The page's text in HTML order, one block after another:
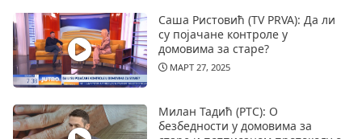
Саша Ристовић (TV PRVA): Да ли
су појачане контроле у
домовима за старе?
МАРТ 27, 2025
Милан Тадић (РТС): О
безбедности у домовима за